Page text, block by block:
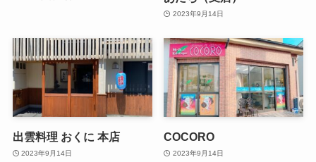
2023年9月14日
出雲料理 おくに 本店
2023年9月14日
COCORO
2023年9月14日